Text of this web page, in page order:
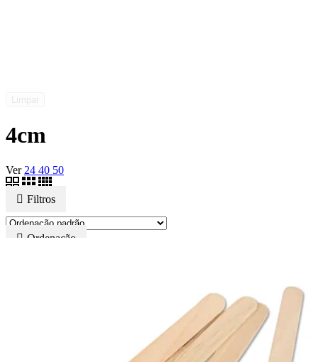
4cm
Ver 24 40 50
Filtros
Ordenação